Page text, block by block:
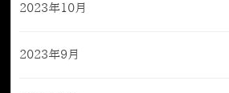
2023年10月
2023年9月